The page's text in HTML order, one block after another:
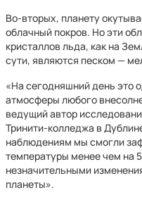
Во-вторых, планету
облачный покров. Но эти
кристаллов льда, как на
сути, являются песком —
«На сегодняшний день это
атмосферы любого
ведущий автор
Тринити-колледжа в
наблюдениям мы смогли
температуры менее чем на
незначительными
планеты».